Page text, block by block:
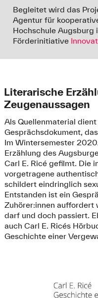
Begleitet wird das
Agentur für
Hochschule Augsburg
Förderinitiative
Literarische
Zeugenaussagen
Als Quellenmaterial
Gesprächsdokument,
Im Wintersemester
Erzählung des
Carl E. Ricé gefilmt. Die
vorgetragene
schildert eindringlich
Entstanden ist ein
Zuhörer:innen auffordert
darf und doch passiert.
auch Carl E. Ricés
Geschichte einer